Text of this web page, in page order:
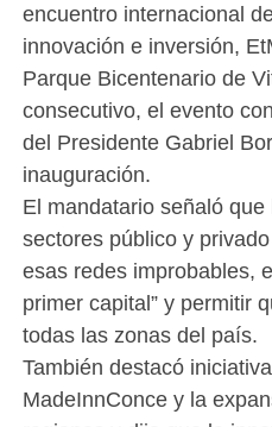
encuentro internacional
innovación e inversión,
Parque Bicentenario de
consecutivo, el evento
del Presidente Gabriel
inauguración.
El mandatario señaló
sectores público y
esas redes improbables,
primer capital” y permitir
todas las zonas del país.
También destacó
MadeInnConce y la